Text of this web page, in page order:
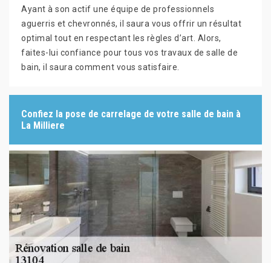
Ayant à son actif une équipe de professionnels
aguerris et chevronnés, il saura vous offrir un résultat
optimal tout en respectant les règles d’art. Alors,
faites-lui confiance pour tous vos travaux de salle de
bain, il saura comment vous satisfaire.
Confiez la pose de carrelage de votre salle de bain à
La Milliere